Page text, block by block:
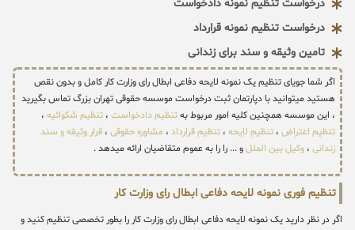
درخواست تنظیم نمونه دادخواست
درخواست تنظیم نمونه قرارداد
تامین وثیقه و سند برای زندانی
اگر شما جویای تنظیم یک نمونه لایحه دفاعی ابطال رای وزارت کار کامل و بدون نقص
هستید میتوانید با دپارتمان ثبت درخواست موسسه حقوقی تهران بزرگ تماس بگیرید
، این موسسه همچنین کلیه امور مربوط بهتنظیم دادخواست ، تنظیم شکوائیه ،
تنظیم اعتراض ، تنظیم لایحه ، تنظیم قرارداد ، مشاوره حقوقی ، قرار وثیقه و سند
زندانی ، وکیل بین المللو ... را را به عموم متقاضیان ارائه میدهد .
تنظیم فوری نمونه لایحه دفاعی ابطال رای وزارت کار
اگر در نظر دارید یک نمونه لایحه دفاعی ابطال رای وزارت کار را بطور تخصصی تنظیم کنید و